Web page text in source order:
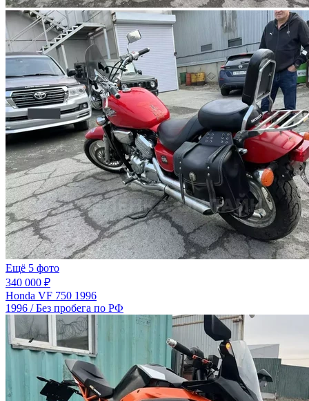
Ещё 5 фото
340 000 ₽
Honda VF 750 1996
1996 / Без пробега по РФ